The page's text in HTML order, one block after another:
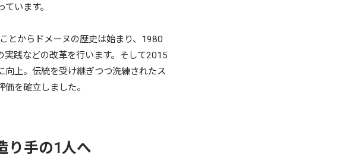
います。
とからドメーヌの歴史は始まり、1980
践などの改革を行います。そして2015
上。伝統を受け継ぎつつ洗練されたス
を確立しました。
り手の1人へ